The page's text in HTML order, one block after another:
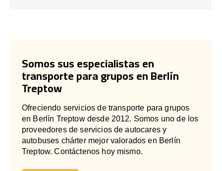
Somos sus especialistas en
transporte para grupos en Berlín
Treptow
Ofreciendo servicios de transporte para grupos
en Berlín Treptow desde 2012. Somos uno de los
proveedores de servicios de autocares y
autobuses chárter mejor valorados en Berlín
Treptow. Contáctenos hoy mismo.